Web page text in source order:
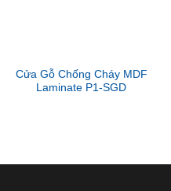
Cửa Gỗ Chống Cháy MDF
Laminate P1-SGD